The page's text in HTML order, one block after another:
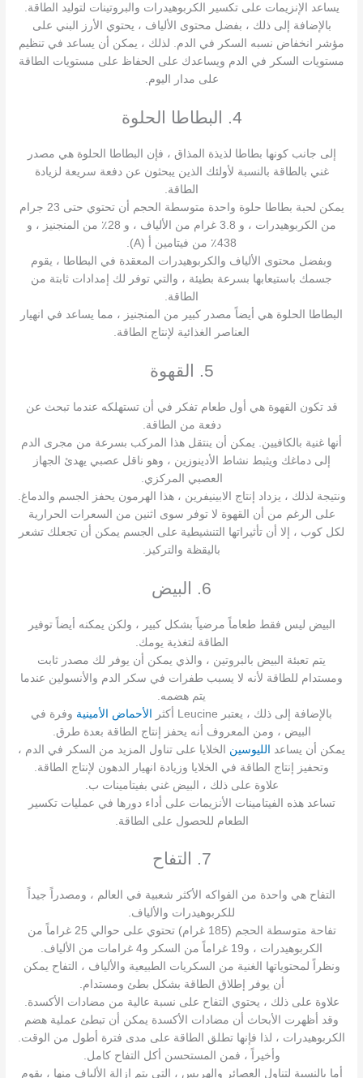
يساعد الإنزيمات على تكسير الكربوهيدرات والبروتينات لتوليد الطاقة.
بالإضافة إلى ذلك ، بفضل محتوى الألياف ، يحتوي الأرز البني على
مؤشر انخفاض نسبه السكر في الدم. لذلك ، يمكن أن يساعد في تنظيم
مستويات السكر في الدم ويساعدك على الحفاظ على مستويات الطاقة
على مدار اليوم.
4. البطاطا الحلوة
إلى جانب كونها بطاطا لذيذة المذاق ، فإن البطاطا الحلوة هي مصدر
غني بالطاقة بالنسبة لأولئك الذين يبحثون عن دفعة سريعة لزيادة
الطاقة.
يمكن لحبة بطاطا حلوة واحدة متوسطة الحجم أن تحتوي حتى 23 جرام
من الكربوهيدرات ، و 3.8 غرام من الألياف ، و 28٪ من المنجنيز ، و
438٪ من فيتامين أ (A).
وبفضل محتوى الألياف والكربوهيدرات المعقدة في البطاطا ، يقوم
جسمك باستيعابها بسرعة بطيئة ، والتي توفر لك إمدادات ثابتة من
الطاقة.
البطاطا الحلوة هي أيضاً مصدر كبير من المنجنيز ، مما يساعد في انهيار
العناصر الغذائية لإنتاج الطاقة.
5. القهوة
قد تكون القهوة هي أول طعام تفكر في أن تستهلكه عندما تبحث عن
دفعة من الطاقة.
أنها غنية بالكافيين. يمكن أن ينتقل هذا المركب بسرعة من مجرى الدم
إلى دماغك ويثبط نشاط الأدينوزين ، وهو ناقل عصبي يهدئ الجهاز
العصبي المركزي.
ونتيجة لذلك ، يزداد إنتاج الابينيفرين ، هذا الهرمون يحفز الجسم والدماغ.
على الرغم من أن القهوة لا توفر سوى اثنين من السعرات الحرارية
لكل كوب ، إلا أن تأثيراتها التنشيطية على الجسم يمكن أن تجعلك تشعر
باليقظة والتركيز.
6. البيض
البيض ليس فقط طعاماً مرضياً بشكل كبير ، ولكن يمكنه أيضاً توفير
الطاقة لتغذية يومك.
يتم تعبئة البيض بالبروتين ، والذي يمكن أن يوفر لك مصدر ثابت
ومستدام للطاقة لأنه لا يسبب طفرات في سكر الدم والأنسولين عندما
يتم هضمه.
بالإضافة إلى ذلك ، يعتبر Leucine أكثر
الأحماض الأمينية وفرة في
البيض ، ومن المعروف أنه يحفز إنتاج الطاقة بعدة طرق.
يمكن أن يساعد الليوسين الخلايا على تناول المزيد من السكر في الدم ،
وتحفيز إنتاج الطاقة في الخلايا وزيادة انهيار الدهون لإنتاج الطاقة.
علاوة على ذلك ، البيض غني بفيتامينات ب.
تساعد هذه الفيتامينات الأنزيمات على أداء دورها في عمليات تكسير
الطعام للحصول على الطاقة.
7. التفاح
التفاح هي واحدة من الفواكه الأكثر شعبية في العالم ، ومصدراً جيداً
للكربوهيدرات والألياف.
تفاحة متوسطة الحجم (185 غرام) تحتوي على حوالي 25 غراماً من
الكربوهيدرات ، و19 غراماً من السكر و4 غرامات من الألياف.
ونظراً لمحتوياتها الغنية من السكريات الطبيعية والألياف ، التفاح يمكن
أن يوفر إطلاق الطاقة بشكل بطئ ومستدام.
علاوة على ذلك ، يحتوي التفاح على نسبة عالية من مضادات الأكسدة.
وقد أظهرت الأبحاث أن مضادات الأكسدة يمكن أن تبطئ عملية هضم
الكربوهيدرات ، لذا فإنها تطلق الطاقة على مدى فترة أطول من الوقت.
وأخيراً ، فمن المستحسن أكل التفاح كامل.
أما بالنسبة لتناول العصائر والهريس ، التي يتم إزالة الألياف منها ، يقوم